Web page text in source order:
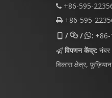
 +86-595-
 +86-595-
//:
 विपणन केंद्र: नंबर
विकास क्षेत्र, फ़ुज़ियान